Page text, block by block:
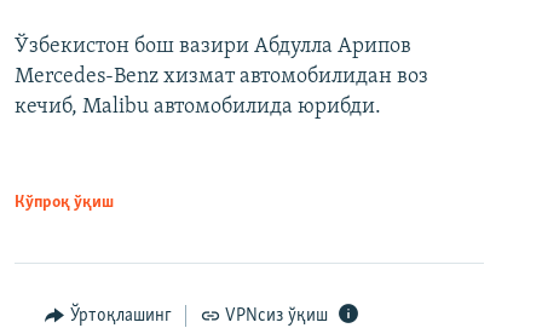
Ўзбекистон бош вазири Абдулла Арипов
Mercedes-Benz хизмат автомобилидан воз
кечиб, Malibu автомобилида юрибди.
Кўпроқ ўқиш
Ўртоқлашинг VPNсиз ўқиш